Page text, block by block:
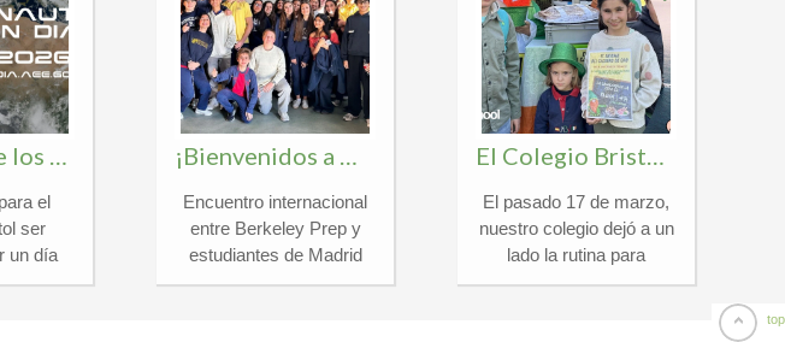
Miguel, 1 de los 30 Españoles para ser «Astronauta por un día 2026»
el
ser
un día
que
¡Bienvenidos a Madrid, Berkeley Preparatory School!
Encuentro internacional
entre Berkeley Prep y
estudiantes de Madrid
Intercambio escolar
El Colegio Bristol se tiñe de verde para celebrar un San Patricio inolvidable
El pasado 17 de marzo,
nuestro colegio dejó a un
lado la rutina para
sumergirse de lleno en la
top